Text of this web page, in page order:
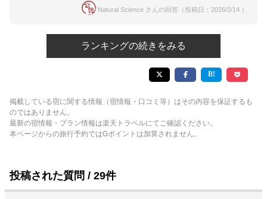
Natural Science さんの回答（投稿日：2026/2/14 ）
ランキングの続きをみる
掲載している宿に関する情報（宿情報・口コミ等）はその内容を保証するも
のではありません。
最新の宿情報・プラン情報は楽天トラベルにてご確認ください。
本ページからの旅行予約ではGポイントは加算されません。
投稿された質問 / 29件